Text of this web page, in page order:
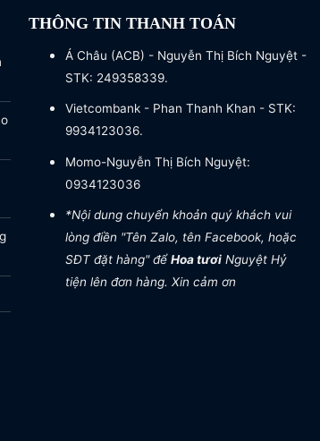
THÔNG TIN THANH TOÁN
Á Châu (ACB) - Nguyễn Thị Bích Nguyệt -
STK: 249358339.
Vietcombank - Phan Thanh Khan - STK:
9934123036.
Momo-Nguyễn Thị Bích Nguyệt:
0934123036
*Nội dung chuyển khoản quý khách vui
lòng điền "Tên Zalo, tên Facebook, hoặc
SĐT đặt hàng" đểHoa tươiNguyệt Hỷ
tiện lên đơn hàng. Xin cảm ơn